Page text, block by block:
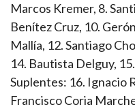
Marcos Kremer, 8.
Benítez Cruz, 10.
Mallía, 12. Santiago
14. Bautista Delguy,
Suplentes: 16. Ignacio
Francisco Coria